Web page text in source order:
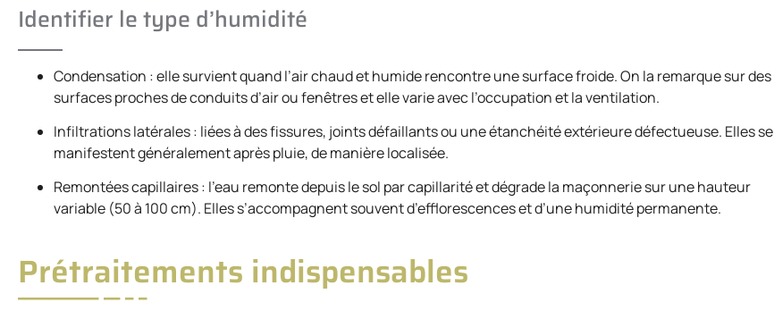
Identifier le type d’humidité
Condensation : elle survient quand l’air chaud et humide rencontre une surface froide. On la remarque sur des
surfaces proches de conduits d’air ou fenêtres et elle varie avec l’occupation et la ventilation.
Infiltrations latérales : liées à des fissures, joints défaillants ou une étanchéité extérieure défectueuse. Elles se
manifestent généralement après pluie, de manière localisée.
Remontées capillaires : l’eau remonte depuis le sol par capillarité et dégrade la maçonnerie sur une hauteur
variable (50 à 100 cm). Elles s’accompagnent souvent d’efflorescences et d’une humidité permanente.
Prétraitements indispensables